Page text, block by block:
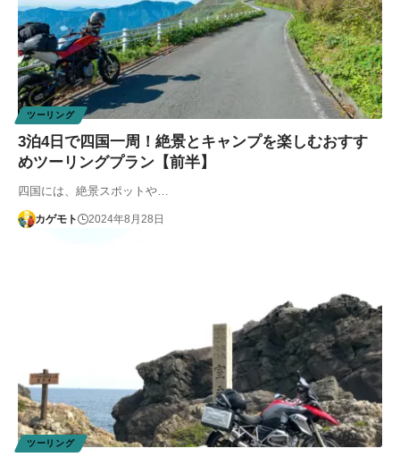
ツーリング
3泊4日で四国一周！絶景とキャンプを楽しむおすす
めツーリングプラン【前半】
四国には、絶景スポットや…
カゲモト 2024年8月28日
ツーリング